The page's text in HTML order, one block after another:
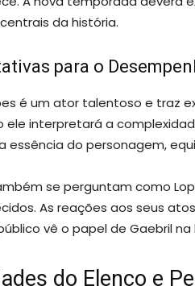
da história.
para o
é um ator talentoso e traz
ele interpretará a
essência do personagem,
se perguntam como
As reações aos seus
vê o papel de Gaebril na
do Elenco e